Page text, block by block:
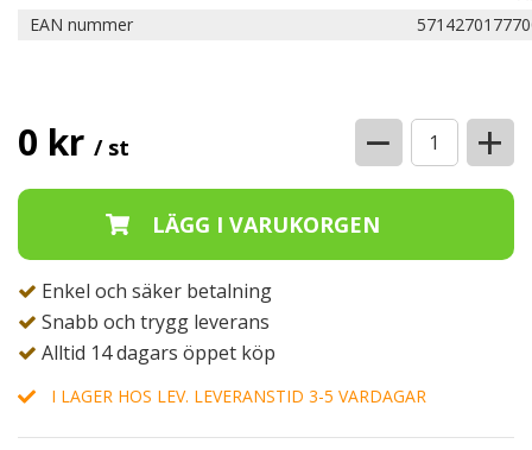
EAN nummer
0 kr / st − +
Enkel och säker betalning
Snabb och trygg leverans
Alltid 14 dagars öppet köp
I LAGER HOS LEV. LEVERANSTID 3-5 VARDAGAR